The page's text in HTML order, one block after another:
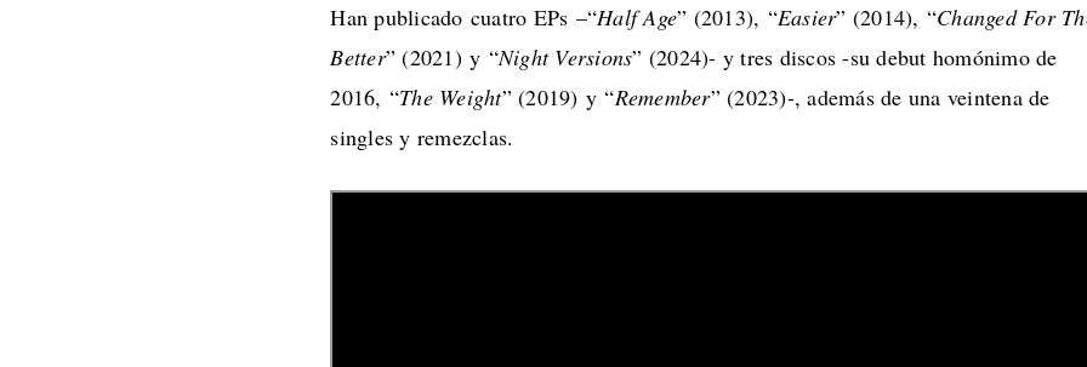
Han publicado cuatro EPs –“Half Age” (2013), “Easier” (2014), “Changed For
Better” (2021) y “Night Versions” (2024)- y tres discos -su debut homónimo de
2016, “The Weight” (2019) y “Remember” (2023)-, además de una veintena de
singles y remezclas.